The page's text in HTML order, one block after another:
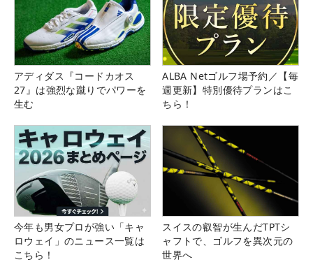
アディダス『コードカオス
27』は強烈な蹴りでパワーを
生む
ALBA Netゴルフ場予約／【毎
週更新】特別優待プランはこ
ちら！
今年も男女プロが強い「キャ
ロウェイ」のニュース一覧は
こちら！
スイスの叡智が生んだTPTシ
ャフトで、ゴルフを異次元の
世界へ